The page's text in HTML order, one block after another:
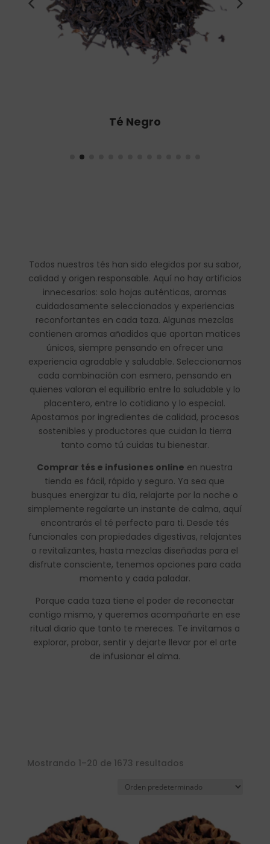
Té Oolong
Todos nuestros tés han sido elegidos por su sabor,
calidad y origen responsable. Aquí no hay artificios
innecesarios: solo hojas auténticas, aromas
cuidadosamente seleccionados y experiencias
reconfortantes en cada taza. Algunas mezclas
contienen aromas añadidos que aportan matices
únicos, siempre pensando en ofrecer una
experiencia agradable y saludable. Seleccionamos
cada combinación con esmero, pensando en
quienes valoran el equilibrio entre lo saludable y lo
placentero, entre lo cotidiano y lo especial.
Apostamos por ingredientes de calidad, procesos
sostenibles y productores que cuidan la tierra
tanto como tú cuidas tu bienestar.
Comprar tés e infusiones online en nuestra
tienda es fácil, rápido y seguro. Ya sea que
busques energizar tu día, relajarte por la noche o
simplemente regalarte un instante de calma, aquí
encontrarás el té perfecto para ti. Desde tés
funcionales con propiedades digestivas, relajantes
o revitalizantes, hasta mezclas diseñadas para el
disfrute consciente, tenemos opciones para cada
momento y cada paladar.
Porque cada taza tiene el poder de reconectar
contigo mismo, y queremos acompañarte en ese
ritual diario que tanto te mereces. Te invitamos a
explorar, probar, sentir y dejarte llevar por el arte
de infusionar el alma.
Mostrando 1–20 de 1673 resultados